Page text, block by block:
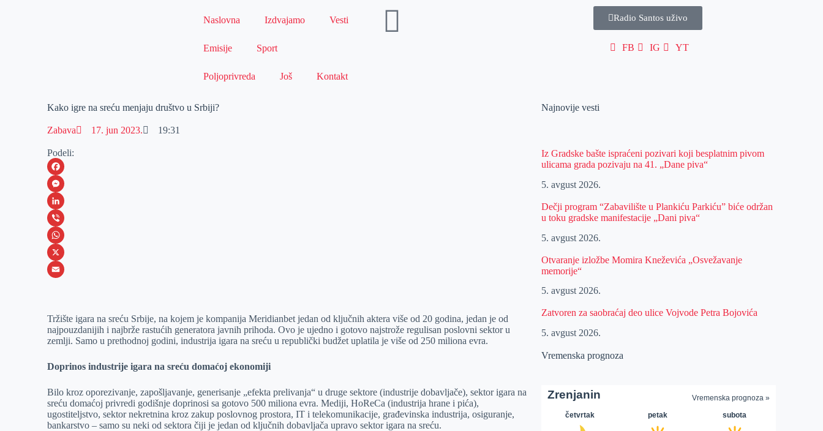
Naslovna Izdvajamo Vesti
Emisije Sport
Poljoprivreda Još Kontakt
Radio Santos uživo
FB IG YT
Kako igre na sreću menjaju društvo u Srbiji?
Zabava 17. jun 2023. 19:31
Podeli:
F
a
c
e
b
o
M
e
s
s
e
e
r
L
i
n
k
I
n
V
i
b
W
h
s
A
p
X
a
i
Tržište igara na sreću Srbije, na kojem je kompanija Meridianbet jedan od ključnih aktera više od 20 godina, jedan je od
najpouzdanijih i najbrže rastućih generatora javnih prihoda. Ovo je ujedno i gotovo najstrože regulisan poslovni sektor u
zemlji. Samo u prethodnoj godini, industrija igara na sreću u republički budžet uplatila je više od 250 miliona evra.
Doprinos industrije igara na sreću domaćoj ekonomiji
Bilo kroz oporezivanje, zapošljavanje, generisanje „efekta prelivanja“ u druge sektore (industrije dobavljače), sektor igara na
sreću domaćoj privredi godišnje doprinosi sa gotovo 500 miliona evra. Mediji, HoReCa (industrija hrane i pića),
ugostiteljstvo, sektor nekretnina kroz zakup poslovnog prostora, IT i telekomunikacije, građevinska industrija, osiguranje,
bankarstvo – samo su neki od sektora čiji je jedan od ključnih dobavljača upravo sektor igara na sreću.
Najnovije vesti
Iz Gradske bašte ispraćeni pozivari koji besplatnim pivom
ulicama grada pozivaju na 41. „Dane piva“
5. avgust 2026.
Dečji program “Zabavilište u Plankiću Parkiću” biće održan
u toku gradske manifestacije „Dani piva“
5. avgust 2026.
Otvaranje izložbe Momira Kneževića „Osvežavanje
memorije“
5. avgust 2026.
Zatvoren za saobraćaj deo ulice Vojvode Petra Bojovića
5. avgust 2026.
Vremenska prognoza